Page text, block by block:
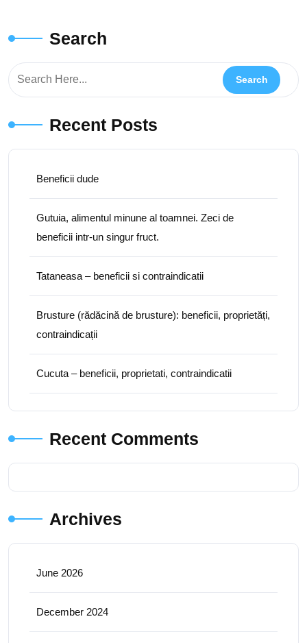
Search
Recent Posts
Beneficii dude
Gutuia, alimentul minune al toamnei. Zeci de
beneficii intr-un singur fruct.
Tataneasa – beneficii si contraindicatii
Brusture (rădăcină de brusture): beneficii, proprietăți,
contraindicații
Cucuta – beneficii, proprietati, contraindicatii
Recent Comments
Archives
June 2026
December 2024